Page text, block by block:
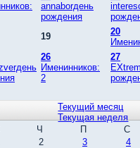
annaborдень
рождения
19
20
26
Именинников:
2
27
Текущий месяц
Текущая неделя
Ч П С
2 3 4